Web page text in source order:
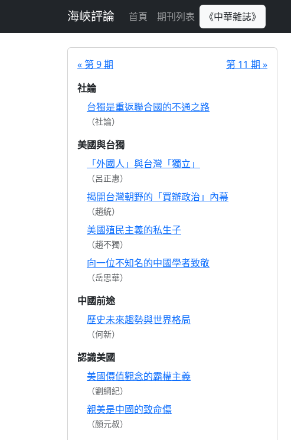
海峽評論 首頁 期刊列表 《中華雜誌》
« 第 9 期
第 11 期 »
社論
台獨是重返聯合國的不通之路
（社論）
美國與台獨
「外國人」與台灣「獨立」
（呂正惠）
揭開台灣朝野的「買辦政治」內幕
（趙統）
美國殖民主義的私生子
（趙不獨）
向一位不知名的中國學者致敬
（岳思華）
中國前途
歷史未來趨勢與世界格局
（何新）
認識美國
美國價值觀念的霸權主義
（劉綱紀）
親美是中國的致命傷
（顏元叔）